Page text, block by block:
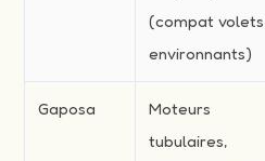
(compat volets
environnants)
Gaposa
Moteurs
tubulaires,